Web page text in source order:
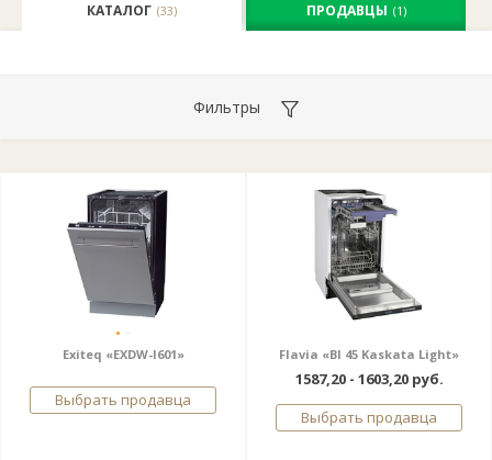
КАТАЛОГ (33) ПРОДАВЦЫ (1)
Фильтры
Exiteq «EXDW-I601»
Выбрать продавца
Flavia «BI 45 Kaskata Light»
1587,20 - 1603,20 руб.
Выбрать продавца